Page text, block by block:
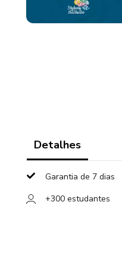
Detalhes
Garantia de 7 dias
+300 estudantes